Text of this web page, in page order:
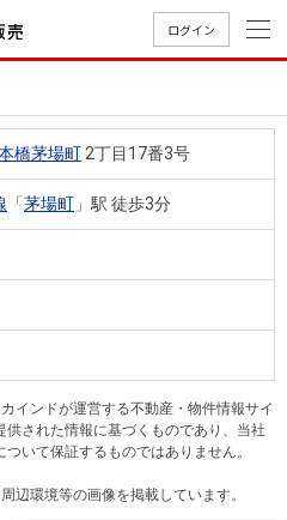
ログイン
新
築・
中古
一戸
売
却
相
談
AI
のご
（名
）
店舗のご
案内（関
西）
概
MUFG
Way
図
覧
リア
情報
橋茅場町 2丁目17番3号
「茅場町 」駅 徒歩3分
インドが運営する不動産・物件情報サイ
供された情報に基づくものであり、当社
いて保証するものではありません。
辺環境等の画像を掲載しています。